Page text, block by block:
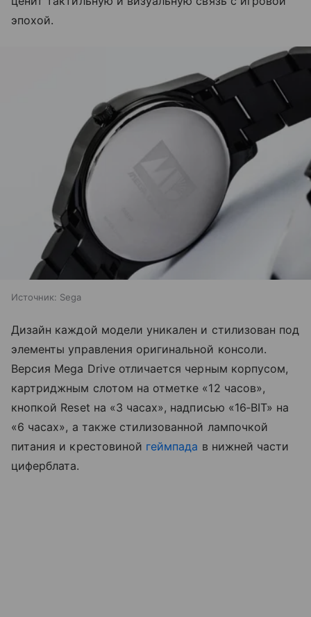
эпохой.
Источник: Sega
Дизайн каждой модели уникален и стилизован под
элементы управления оригинальной консоли.
Версия Mega Drive отличается черным корпусом,
картриджным слотом на отметке «12 часов»,
кнопкой Reset на «3 часах», надписью «16‑BIT» на
«6 часах», а также стилизованной лампочкой
питания и крестовиной геймпада в нижней части
циферблата.